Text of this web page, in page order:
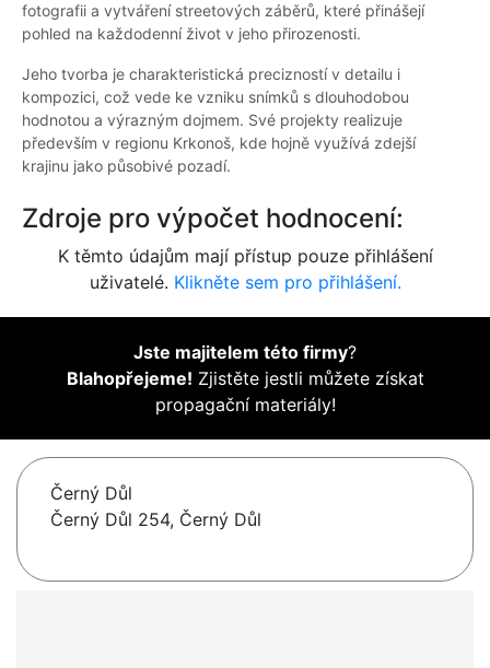
fotografii a vytváření streetových záběrů, které přinášejí
pohled na každodenní život v jeho přirozenosti.
Jeho tvorba je charakteristická precizností v detailu i
kompozici, což vede ke vzniku snímků s dlouhodobou
hodnotou a výrazným dojmem. Své projekty realizuje
především v regionu Krkonoš, kde hojně využívá zdejší
krajinu jako působivé pozadí.
Zdroje pro výpočet hodnocení:
K těmto údajům mají přístup pouze přihlášení
uživatelé. Klikněte sem pro přihlášení.
Jste majitelem této firmy?
Blahopřejeme! Zjistěte jestli můžete získat
propagační materiály!
Černý Důl
Černý Důl 254, Černý Důl